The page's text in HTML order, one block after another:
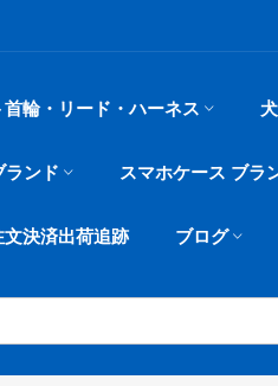
輪・リード・ハーネス
ランド スマホケース ブラ
文決済出荷追跡 ブログ